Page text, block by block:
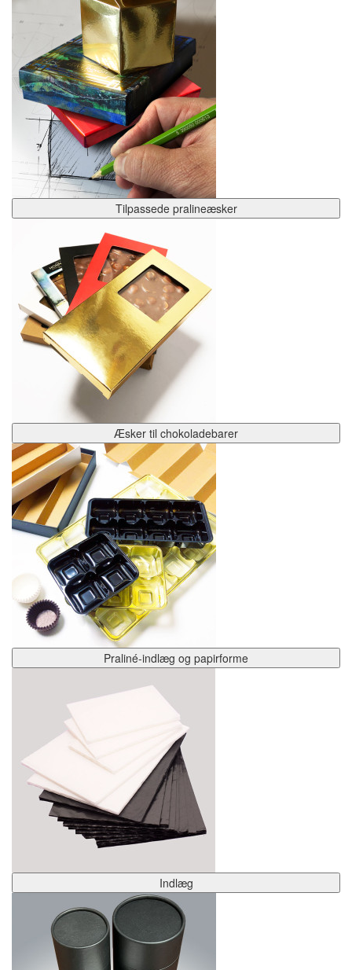
Tilpassede pralineæsker
Æsker til chokoladebarer
Praliné-indlæg og papirforme
Indlæg